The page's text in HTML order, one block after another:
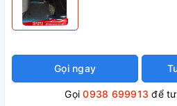
Gọi ngay
Gọi0938 699913 để